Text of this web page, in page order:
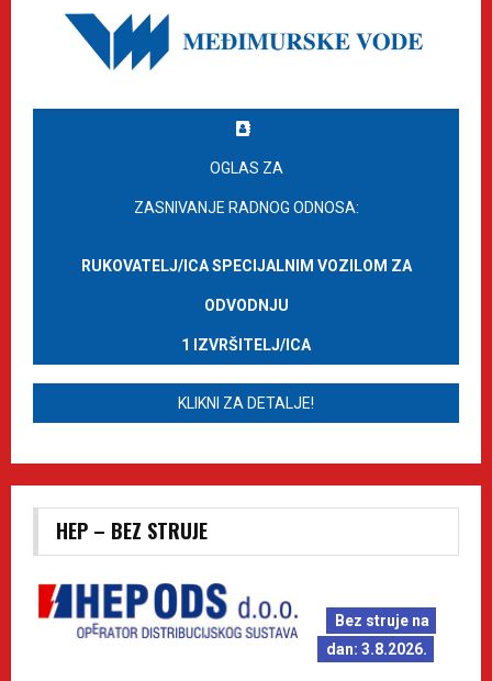
OGLAS ZA
ZASNIVANJE RADNOG ODNOSA:
RUKOVATELJ/ICA SPECIJALNIM VOZILOM ZA
ODVODNJU
1 IZVRŠITELJ/ICA
KLIKNI ZA DETALJE!
HEP – BEZ STRUJE
Bez struje na
dan: 3.8.2026.